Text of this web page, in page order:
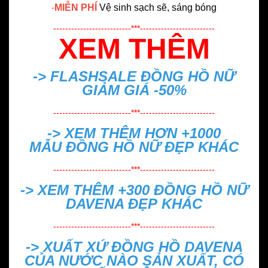
-MIỄN PHÍ Vệ sinh sạch sẽ, sáng bóng
--------------------------***-------------------------
XEM THÊM
-> FLASHSALE ĐỒNG HỒ NỮ
GIẢM GIÁ -50%
--------------------------***-------------------------
-> XEM THÊM HƠN +1000
MẪU ĐỒNG HỒ NỮ ĐẸP KHÁC
--------------------------***-------------------------
-> XEM THÊM +300 ĐỒNG HỒ NỮ
DAVENA ĐẸP KHÁC
--------------------------***-------------------------
->XUẤT XỨ ĐỒNG HỒ DAVENA
CỦA NƯỚC NÀO SẢN XUẤT, CÓ